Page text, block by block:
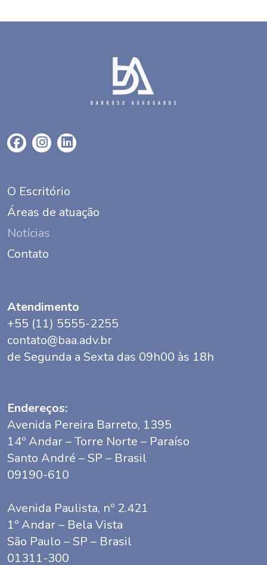
O Escritório
Áreas de atuação
Notícias
Contato
Atendimento
+55 (11) 5555-2255
contato@baa.adv.br
de Segunda a Sexta das 09h00 às 18h
Endereços:
Avenida Pereira Barreto, 1395
14º Andar – Torre Norte – Paraíso
Santo André – SP – Brasil
09190-610
Avenida Paulista, nº 2.421
1º Andar – Bela Vista
São Paulo – SP – Brasil
01311-300